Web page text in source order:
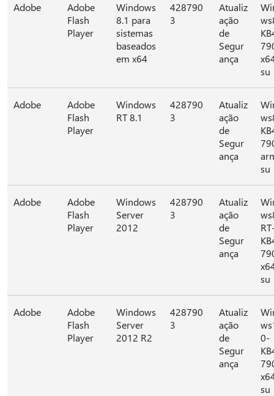
Adobe
Adobe
Flash
Player
Windows
8.1 para
sistemas
baseados
em x64
428790
3
Atualiz
ação
de
Segur
ança
su
Adobe
Adobe
Flash
Player
Windows
RT 8.1
428790
3
Atualiz
ação
de
Segur
ança
su
Adobe
Adobe
Flash
Player
Windows
Server
2012
428790
3
Atualiz
ação
de
Segur
ança
su
Adobe
Adobe
Flash
Player
Windows
Server
2012 R2
428790
3
Atualiz
ação
de
Segur
ança
0-
su